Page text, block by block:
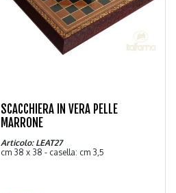
SCACCHIERA IN VERA PELLE
MARRONE
Articolo: LEAT27
cm 38 x 38 - casella: cm 3,5